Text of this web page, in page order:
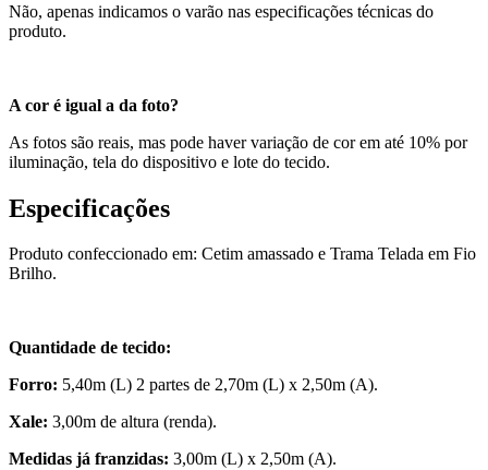
Não, apenas indicamos o varão nas especificações técnicas do
produto.
A cor é igual a da foto?
As fotos são reais, mas pode haver variação de cor em até 10% por
iluminação, tela do dispositivo e lote do tecido.
Especificações
Produto confeccionado em: Cetim amassado e Trama Telada em Fio
Brilho.
Quantidade de tecido:
Forro: 5,40m (L) 2 partes de 2,70m (L) x 2,50m (A).
Xale: 3,00m de altura (renda).
Medidas já franzidas: 3,00m (L) x 2,50m (A).